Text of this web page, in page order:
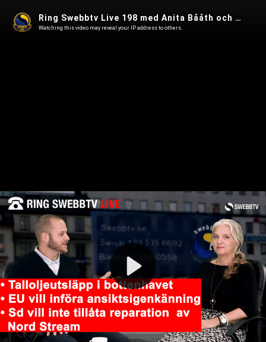
Play
Ring Swebbtv Live 198 med Anita Bååth och Jesper Johansson
Watching this video may reveal your IP address to others.